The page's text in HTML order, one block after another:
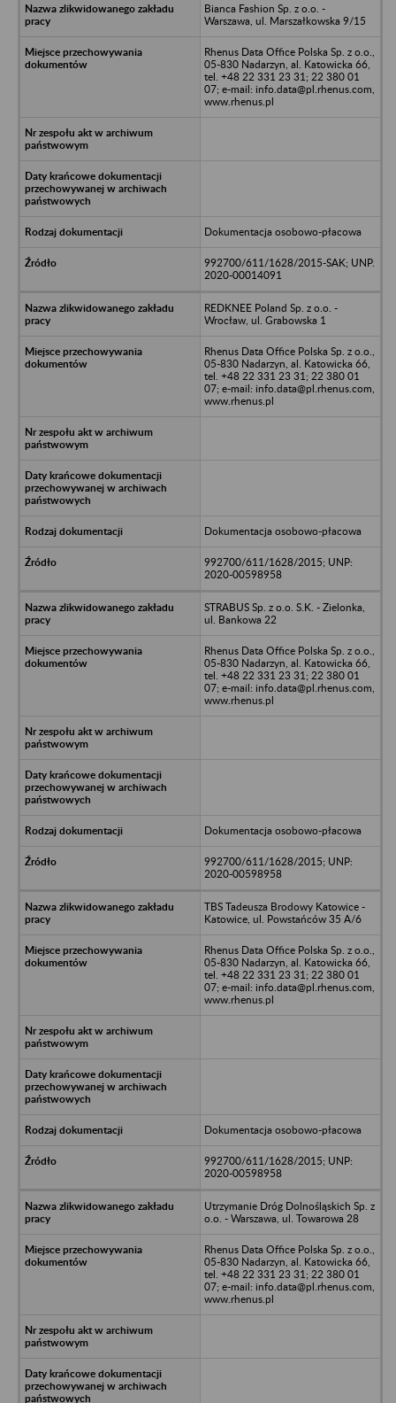
Bianca Fashion Sp. z o.o. -
Warszawa, ul. Marszałkowska 9/15
Rhenus Data Office Polska Sp. z o.o.,
05-830 Nadarzyn, al. Katowicka 66,
tel. +48 22 331 23 31; 22 380 01
07; e-mail: info.data@pl.rhenus.com,
www.rhenus.pl
Dokumentacja osobowo-płacowa
992700/611/1628/2015-SAK; UNP.
2020-00014091
REDKNEE Poland Sp. z o.o. -
Wrocław, ul. Grabowska 1
Rhenus Data Office Polska Sp. z o.o.,
05-830 Nadarzyn, al. Katowicka 66,
tel. +48 22 331 23 31; 22 380 01
07; e-mail: info.data@pl.rhenus.com,
www.rhenus.pl
Dokumentacja osobowo-płacowa
992700/611/1628/2015; UNP:
2020-00598958
STRABUS Sp. z o.o. S.K. - Zielonka,
ul. Bankowa 22
Rhenus Data Office Polska Sp. z o.o.,
05-830 Nadarzyn, al. Katowicka 66,
tel. +48 22 331 23 31; 22 380 01
07; e-mail: info.data@pl.rhenus.com,
www.rhenus.pl
Dokumentacja osobowo-płacowa
992700/611/1628/2015; UNP:
2020-00598958
TBS Tadeusza Brodowy Katowice -
Katowice, ul. Powstańców 35 A/6
Rhenus Data Office Polska Sp. z o.o.,
05-830 Nadarzyn, al. Katowicka 66,
tel. +48 22 331 23 31; 22 380 01
07; e-mail: info.data@pl.rhenus.com,
www.rhenus.pl
Dokumentacja osobowo-płacowa
992700/611/1628/2015; UNP:
2020-00598958
Utrzymanie Dróg Dolnośląskich Sp. z
o.o. - Warszawa, ul. Towarowa 28
Rhenus Data Office Polska Sp. z o.o.,
05-830 Nadarzyn, al. Katowicka 66,
tel. +48 22 331 23 31; 22 380 01
07; e-mail: info.data@pl.rhenus.com,
www.rhenus.pl